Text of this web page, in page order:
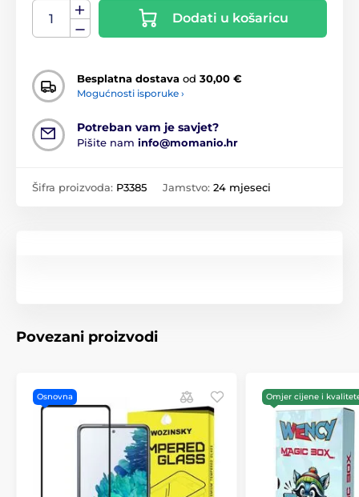
Dodati u košaricu
Besplatna dostava od 30,00 €
Mogućnosti isporuke ›
Potreban vam je savjet?
Pišite nam info@momanio.hr
Šifra proizvoda: P3385 Jamstvo: 24 mjeseci
Povezani proizvodi
Osnovna Omjer cijene i